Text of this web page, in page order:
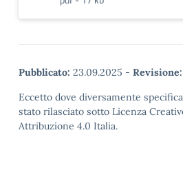
Pubblicato: 23.09.2025 - Revisione:
Eccetto dove diversamente
stato rilasciato sotto Licenza
Attribuzione 4.0 Italia.